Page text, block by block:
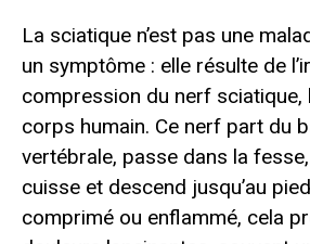
La sciatique n’est pas une
un symptôme : elle résulte de
compression du nerf sciatique,
corps humain. Ce nerf part du
vertébrale, passe dans la
cuisse et descend jusqu’au
comprimé ou enflammé, cela